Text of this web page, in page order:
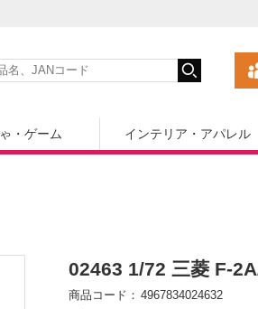
・ゲーム インテリア・アパレル
02463 1/72 三菱 F-
商品コード
4967834024632